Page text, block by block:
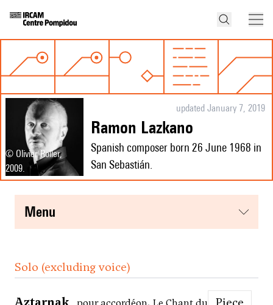
© Olivier Roller,
2009.
updated January 7, 2019
Ramon Lazkano
Spanish composer born 26 June 1968 in
San Sebastián.
menu
Solo (excluding voice)